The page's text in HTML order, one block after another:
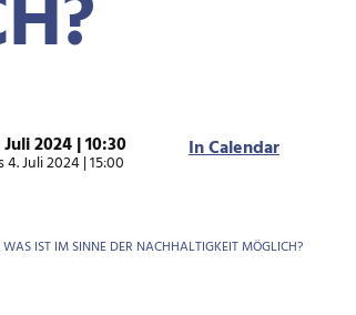
2024 | 10:30
4. Juli 2024 | 15:00 In Calendar
IST IM SINNE DER NACHHALTIGKEIT MÖGLICH?